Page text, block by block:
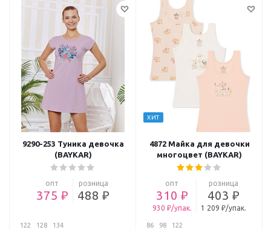
9290-253 Туника девочка
(BAYKAR)
опт
375 ₽
розница
488 ₽
122 128 134
ХИТ
4872 Майка для девочки
многоцвет (BAYKAR)
опт
310 ₽
930 ₽/упак.
розница
403 ₽
1 209 ₽/упак.
86 98 122